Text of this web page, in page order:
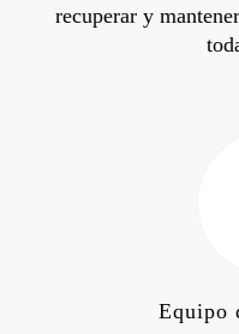
recuperar y
Equipo